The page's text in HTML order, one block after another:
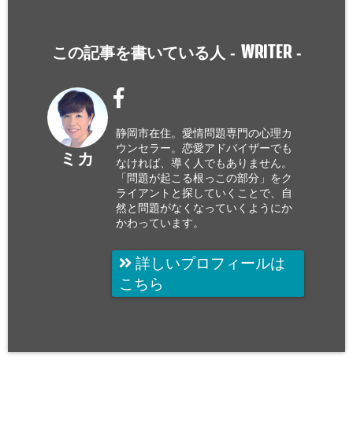
この記事を書いている人 - WRITER-
ミカ
静岡市在住。愛情問題専門の心理カ
ウンセラー。恋愛アドバイザーでも
なければ、導く人でもありません。
「問題が起こる根っこの部分」をク
ライアントと探していくことで、自
然と問題がなくなっていくようにか
かわっています。
詳しいプロフィールは
こちら